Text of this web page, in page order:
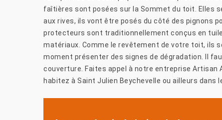
faîtières sont posées sur la Sommet du toit. Elles
aux rives, ils vont être posés du côté des pignons
protecteurs sont traditionnellement conçus en
matériaux. Comme le revêtement de votre toit, ils
moment présenter des signes de dégradation. Il
couverture. Faites appel à notre entreprise Artisan
habitez à Saint Julien Beychevelle ou ailleurs